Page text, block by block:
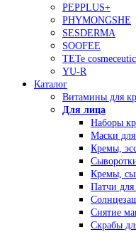
PEPPLUS+
PHYMONGSHE
SESDERMA
SOOFEE
TETe
YU-R
Каталог
Витамины для
Для лица
Наборы
Маски
Кремы,
Кремы,
Патчи для
Снятие
Скрабы